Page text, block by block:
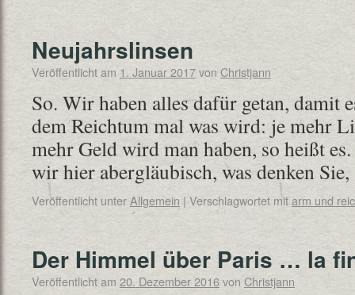
Neujahrslinsen
Veröffentlicht am 1. Januar 2017von Christjann
So. Wir haben alles dafür getan, damit
dem Reichtum mal was wird: je mehr
mehr Geld wird man haben, so heißt
wir hier abergläubisch, was denken
Veröffentlicht unterAllgemein | Verschlagwortet mitarm und
Der Himmel über Paris … la
Veröffentlicht am 20. Dezember 2016von Christjann